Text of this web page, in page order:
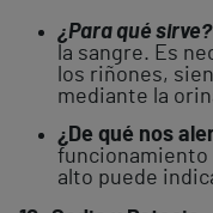
¿Para qué sirve?
la sangre. Es
los riñones,
mediante la
¿De qué nos
funcionamiento
alto puede